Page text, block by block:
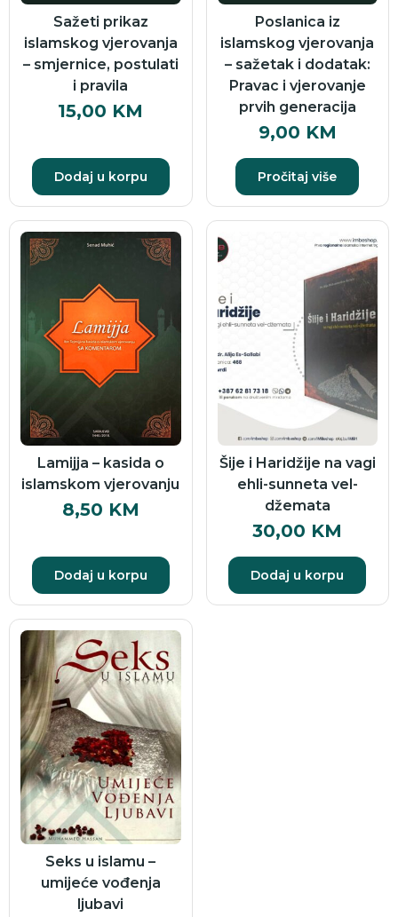
Sažeti prikaz
islamskog vjerovanja
– smjernice, postulati
i pravila
15,00 KM
Dodaj u korpu
Poslanica iz
islamskog vjerovanja
– sažetak i dodatak:
Pravac i vjerovanje
prvih generacija
9,00 KM
Pročitaj više
Lamijja – kasida o
islamskom vjerovanju
8,50 KM
Dodaj u korpu
Šije i Haridžije na vagi
ehli-sunneta vel-
džemata
30,00 KM
Dodaj u korpu
Seks u islamu –
umijeće vođenja
ljubavi